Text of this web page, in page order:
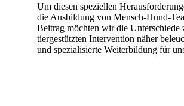
Um diesen speziellen
die Ausbildung von Mensch-Hund-
Beitrag möchten wir die Unterschiede
tiergestützten Intervention näher
und spezialisierte Weiterbildung für